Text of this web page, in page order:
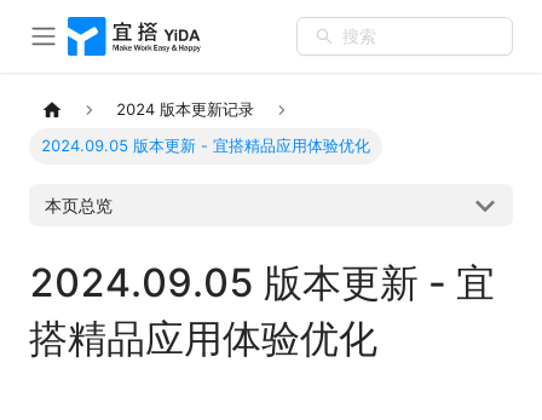
搜索
2024 版本更新记录
2024.09.05 版本更新 - 宜搭精品应用体验优化
本页总览
2024.09.05 版本更新 - 宜
搭精品应用体验优化